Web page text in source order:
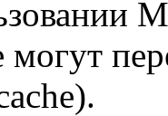
могут